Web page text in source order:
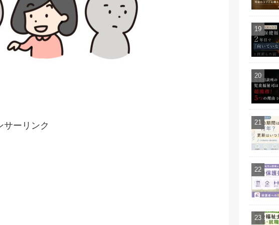
サーリンク